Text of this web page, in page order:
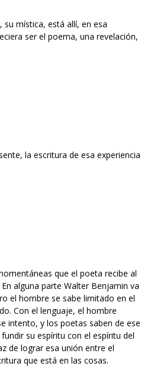
mística, está allí, en esa
ser el poema, una revelación,
la escritura de esa experiencia
que el poeta recibe al
alguna parte Walter Benjamin va
el hombre se sabe limitado en el
Con el lenguaje, el hombre
intento, y los poetas saben de ese
su espíritu con el espíritu del
de lograr esa unión entre el
que está en las cosas.